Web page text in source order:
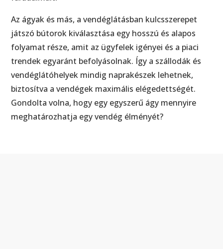
Az ágyak és más, a vendéglátásban kulcsszerepet
játszó bútorok kiválasztása egy hosszú és alapos
folyamat része, amit az ügyfelek igényei és a piaci
trendek egyaránt befolyásolnak. Így a szállodák és
vendéglátóhelyek mindig naprakészek lehetnek,
biztosítva a vendégek maximális elégedettségét.
Gondolta volna, hogy egy egyszerű ágy mennyire
meghatározhatja egy vendég élményét?